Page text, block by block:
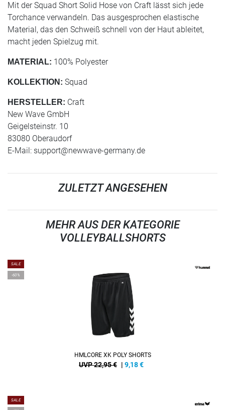
Mit der Squad Short Solid Hose von Craft lässt sich jede
Torchance verwandeln. Das ausgesprochen elastische
Material, das den Schweiß schnell von der Haut ableitet,
macht jeden Spielzug mit.
MATERIAL: 100% Polyester
KOLLEKTION: Squad
HERSTELLER: Craft
New Wave GmbH
Geigelsteinstr. 10
83080 Oberaudorf
E-Mail: support@newwave-germany.de
ZULETZT ANGESEHEN
MEHR AUS DER KATEGORIE
VOLLEYBALLSHORTS
SALE
-60%
HMLCORE XK POLY SHORTS
UVP 22,95 € | 9,18€
SALE